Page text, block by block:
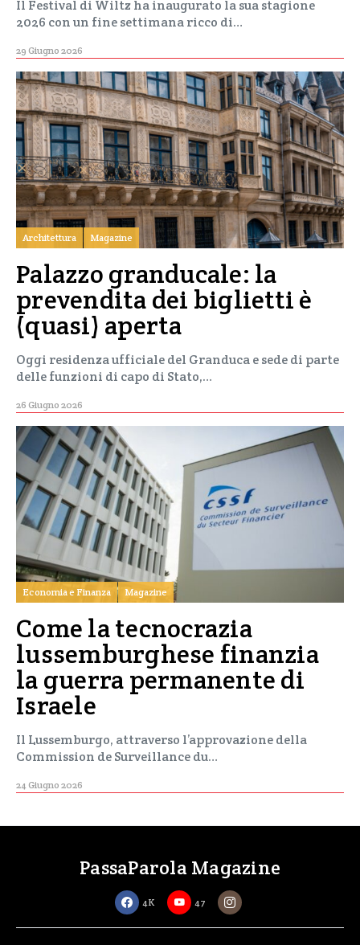
Il Festival di Wiltz ha inaugurato la sua stagione
2026 con un fine settimana ricco di…
29 Giugno 2026
Architettura Magazine
Palazzo granducale: la
prevendita dei biglietti è
(quasi) aperta
Oggi residenza ufficiale del Granduca e sede di parte
delle funzioni di capo di Stato,…
26 Giugno 2026
Economia e Finanza Magazine
Come la tecnocrazia
lussemburghese finanzia
la guerra permanente di
Israele
Il Lussemburgo, attraverso l’approvazione della
Commission de Surveillance du…
24 Giugno 2026
PassaParola Magazine
4K 47